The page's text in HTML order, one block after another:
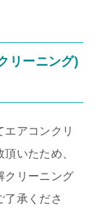
リーニング)
アコンクリ
いたため、
クリーニング
了承くださ